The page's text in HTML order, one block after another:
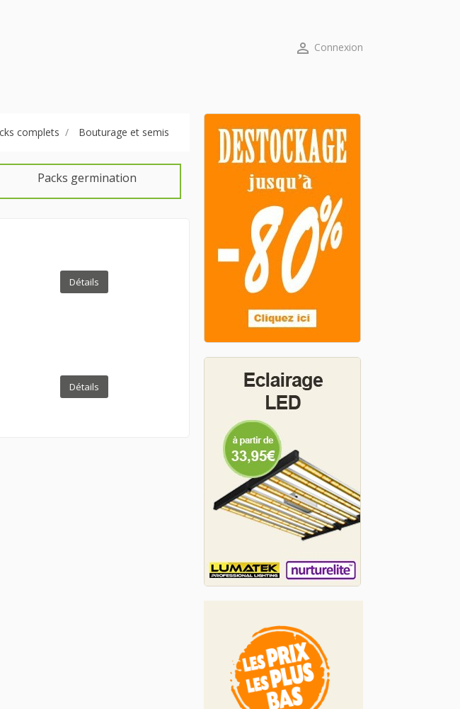
 Connexion
complets Bouturage et semis
Packs germination
Détails
Détails